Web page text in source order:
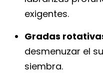
exigentes.
Gradas
desmenuzar el
siembra.